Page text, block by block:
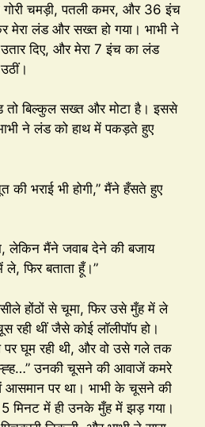
गोरी चमड़ी, पतली कमर, और 36 इंच
मेरा लंड और सख्त हो गया। भाभी ने
दिए, और मेरा 7 इंच का लंड
तो बिल्कुल सख्त और मोटा है। इससे
ने लंड को हाथ में पकड़ते हुए
की भराई भी होगी,” मैंने हँसते हुए
लेकिन मैंने जवाब देने की बजाय
फिर बताता हूँ।”
होंठों से चूमा, फिर उसे मुँह में ले
रही थीं जैसे कोई लॉलीपॉप हो।
घूम रही थी, और वो उसे गले तक
उनकी चूसने की आवाजें कमरे
आसमान पर था। भाभी के चूसने की
मिनट में ही उनके मुँह में झड़ गया।